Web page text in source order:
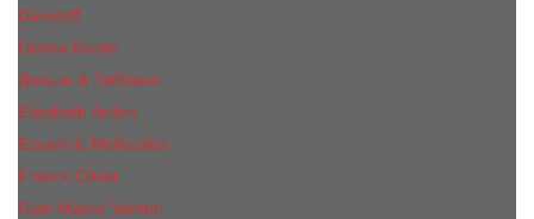
Davidoff
Donna Karan
Дольче & Габбана
Elizabeth Arden
Escentric Molecules
Franck Oliver
Gian Marco Venturi